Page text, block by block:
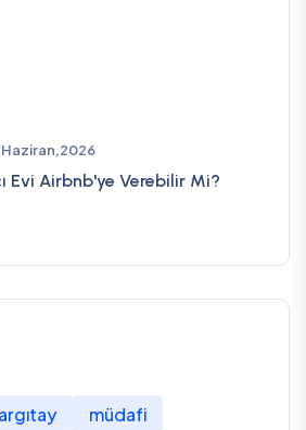
Haziran,2026
Evi Airbnb'ye Verebilir Mi?
müdafi